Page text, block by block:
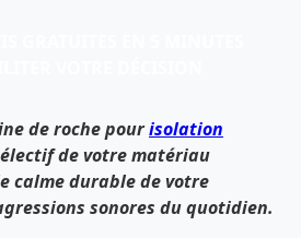
de roche pourisolation
de votre matériau
calme durable de votre
sonores du quotidien.